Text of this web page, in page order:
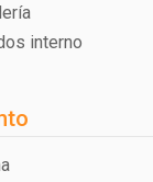
interno